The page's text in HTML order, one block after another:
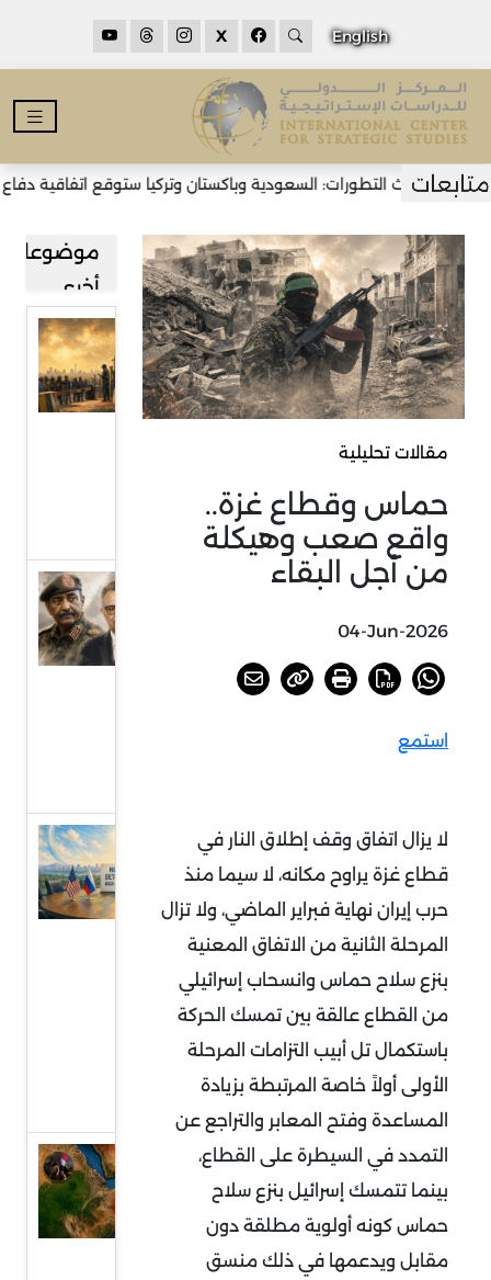
English
X
أحدث التطورات: السعودية وباكستان وتركيا ستوقع اتفاقية دفاع
مقالات تحليلية
حماس وقطاع غزة..
واقع صعب وهيكلة
من أجل البقاء
04-Jun-2026
استمع
لا يزال اتفاق وقف إطلاق النار في
قطاع غزة يراوح مكانه، لا سيما منذ
حرب إيران نهاية فبراير الماضي، ولا تزال
المرحلة الثانية من الاتفاق المعنية
بنزع سلاح حماس وانسحاب إسرائيلي
من القطاع عالقة بين تمسك الحركة
باستكمال تل أبيب التزامات المرحلة
الأولى أولاً خاصة المرتبطة بزيادة
المساعدة وفتح المعابر والتراجع عن
التمدد في السيطرة على القطاع،
بينما تتمسك إسرائيل بنزع سلاح
حماس كونه أولوية مطلقة دون
مقابل ويدعمها في ذلك منسق
موضوعات
أخرى
قراءة في
صعود
حركة
إفريقيا
عودة
الحديث
عن
الردع
النووي
إلى
واجهة
السودان
في قلب
التمدد
الإيراني: